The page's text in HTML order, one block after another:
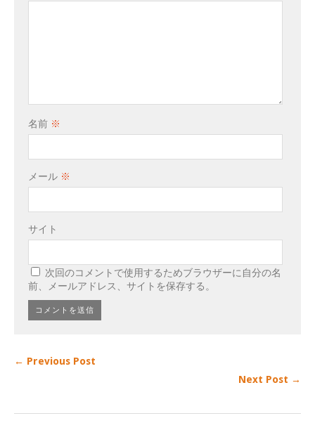
名前 ※
メール ※
サイト
次回のコメントで使用するためブラウザーに自分の名
前、メールアドレス、サイトを保存する。
← Previous Post
Next Post →